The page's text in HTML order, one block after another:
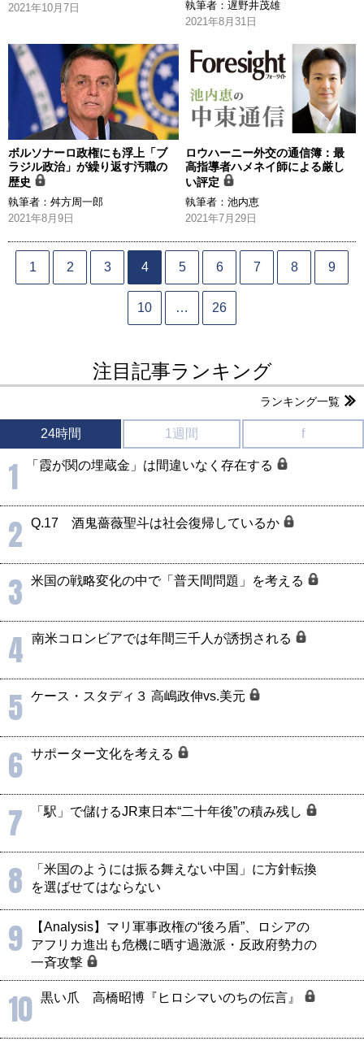
2021年10月7日 執筆者：遅野井茂雄
2021年8月31日
ボルソナーロ政権にも浮上「ブ
ラジル政治」が繰り返す汚職の
歴史
執筆者： 舛方周一郎
2021年8月9日
ロウハーニー外交の通信簿：最
高指導者ハメネイ師による厳し
い評定
執筆者：池内恵
2021年7月29日
1 2 3 4 5 6 7 8 9
10 … 26
注目記事ランキング
ランキング一覧
24時間 1週間 f
1 「霞が関の埋蔵金」は間違いなく存在する
2 Q.17 酒鬼薔薇聖斗は社会復帰しているか
3 米国の戦略変化の中で「普天間問題」を考える
4 南米コロンビアでは年間三千人が誘拐される
5 ケース・スタディ３ 高嶋政伸vs.美元
6 サポーター文化を考える
7 「駅」で儲けるJR東日本“二十年後”の積み残し
8
「米国のようには振る舞えない中国」に方針転換
を選ばせてはならない
9
【Analysis】マリ軍事政権の“後ろ盾”、ロシアの
アフリカ進出も危機に晒す過激派・反政府勢力の
一斉攻撃
10 黒い爪 高橋昭博『ヒロシマいのちの伝言』